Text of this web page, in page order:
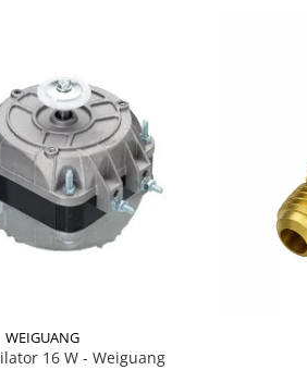
WEIGUANG
16 W - Weiguang